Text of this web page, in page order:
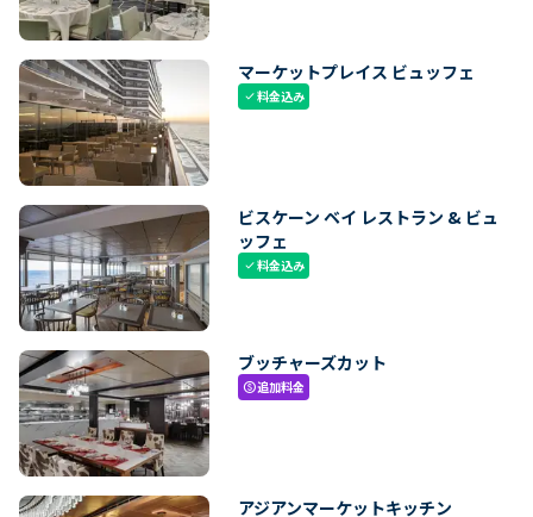
マーケットプレイス ビュッフェ
check料金込み
ビスケーン ベイ レストラン & ビュ
ッフェ
check料金込み
ブッチャーズカット
paid追加料金
アジアンマーケットキッチン